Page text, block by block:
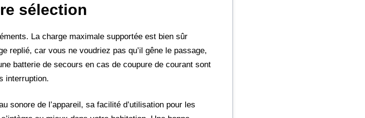
sélection
La charge maximale supportée est bien sûr
replié, car vous ne voudriez pas qu’il gêne le passage,
batterie de secours en cas de coupure de courant sont
interruption.
sonore de l’appareil, sa facilité d’utilisation pour les